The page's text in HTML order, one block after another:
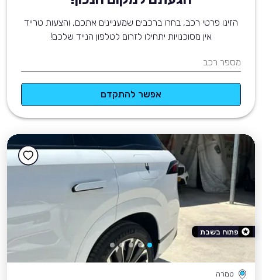
הזינו פרטי רכב, בחרו ברכבים שמעניינים אתכם, והצעות טרייד
אין מסוכנויות יתחילו לזרום לטלפון הנייד שלכם!
מספר רכב
אפשר להתקדם
טמרה
פתוח בשבת